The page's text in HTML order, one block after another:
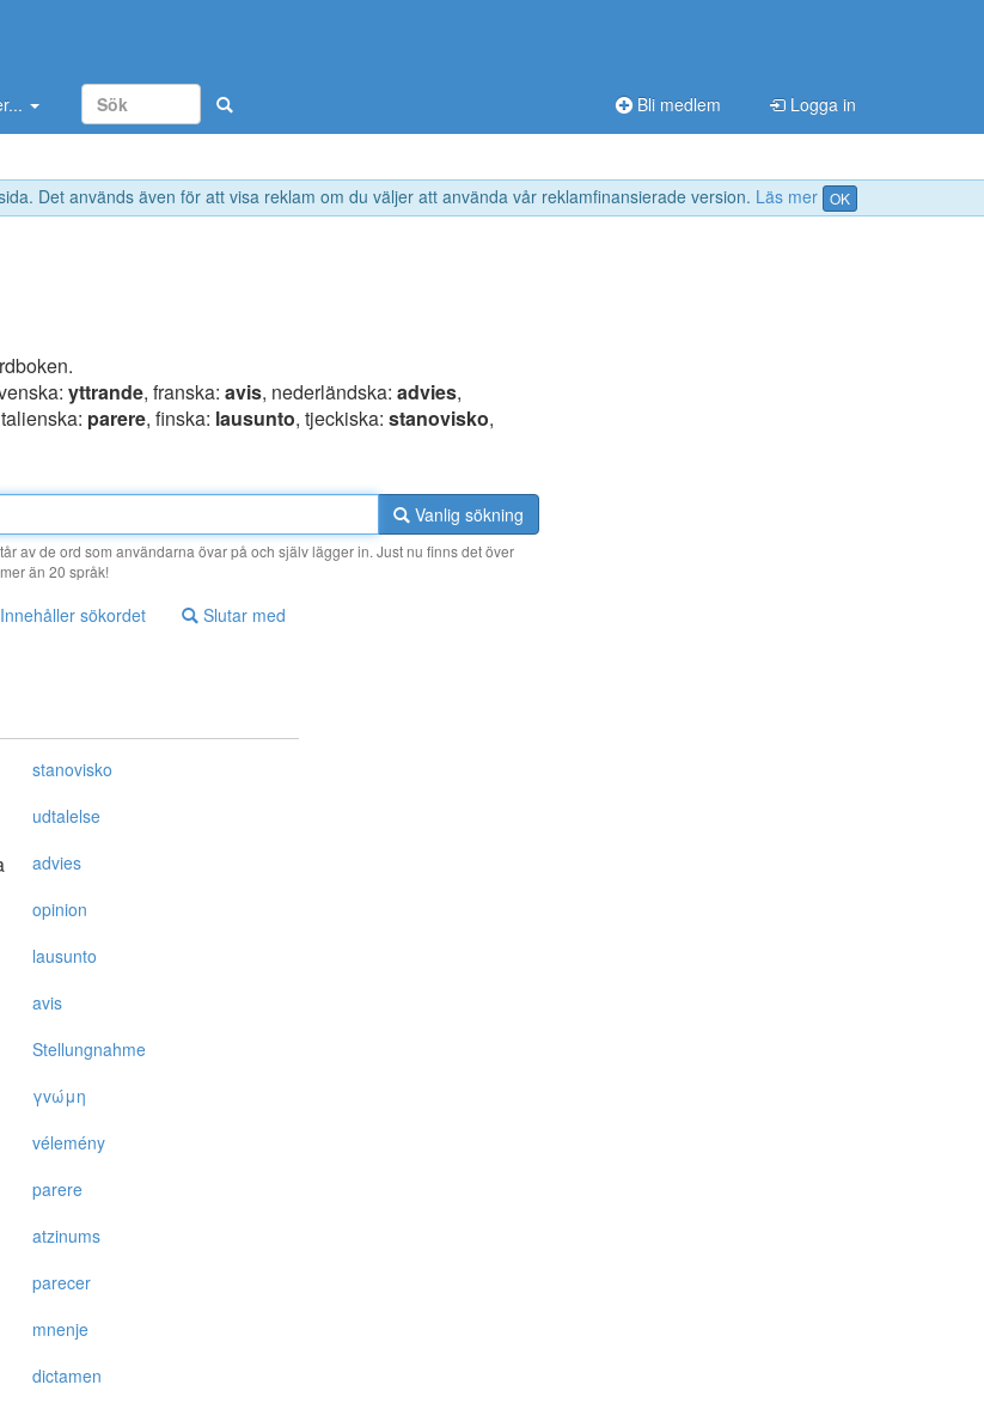
Det används även för att visa reklam om du väljer att använda vår reklamfinansierade version. Läs mer OK
Bli medlem Logga in
yttrande, franska: avis, nederländska: advies,
parere, finska: lausunto, tjeckiska: stanovisko,
Vanlig sökning
av de ord som användarna övar på och själv lägger in. Just nu finns det över
än 20 språk!
Innehåller sökordet Slutar med
stanovisko
udtalelse
advies
opinion
lausunto
avis
Stellungnahme
γvώμη
vélemény
parere
atzinums
parecer
mnenje
dictamen